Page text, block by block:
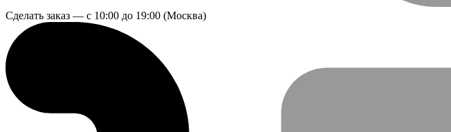
Сделать заказ — с 10:00 до 19:00 (Москва)